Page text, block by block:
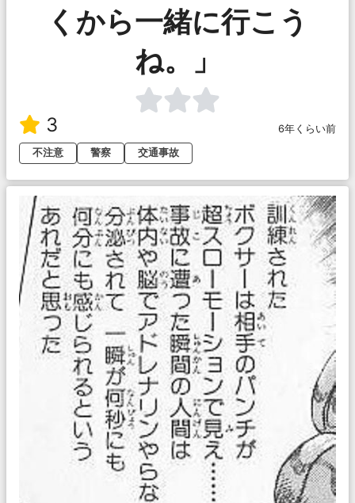
くから一緒に行こう
ね。」
3
6年くらい前
不注意
警察 交通事故